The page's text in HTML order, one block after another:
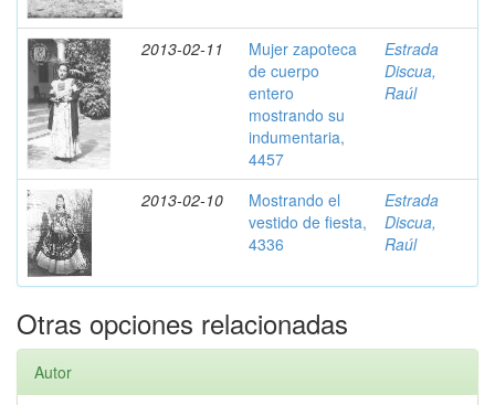
2013-02-11
Mujer zapoteca
de cuerpo
entero
mostrando su
indumentaria,
4457
Estrada
Discua,
Raúl
2013-02-10
Mostrando el
vestido de fiesta,
4336
Estrada
Discua,
Raúl
Otras opciones relacionadas
Autor